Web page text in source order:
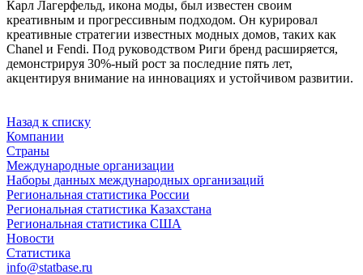
Карл Лагерфельд, икона моды, был известен своим
креативным и прогрессивным подходом. Он курировал
креативные стратегии известных модных домов, таких как
Chanel и Fendi. Под руководством Риги бренд расширяется,
демонстрируя 30%-ный рост за последние пять лет,
акцентируя внимание на инновациях и устойчивом развитии.
Назад к списку
Компании
Страны
Международные организации
Наборы данных международных организаций
Региональная статистика России
Региональная статистика Казахстана
Региональная статистика США
Новости
Статистика
info@statbase.ru